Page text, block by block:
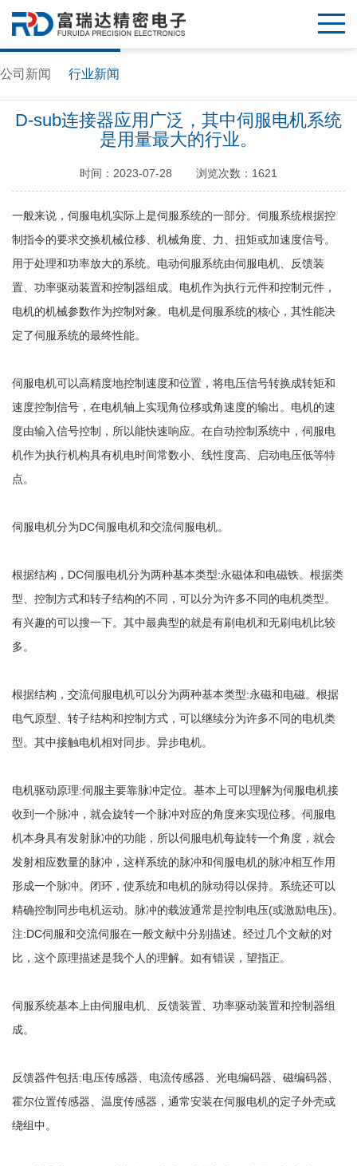
公司新闻 行业新闻
D-sub连接器应用广泛，其中伺服电机系统
是用量最大的行业。
时间：2023-07-28 浏览次数：1621
一般来说，伺服电机实际上是伺服系统的一部分。伺服系统根据控
制指令的要求交换机械位移、机械角度、力、扭矩或加速度信号。
用于处理和功率放大的系统。电动伺服系统由伺服电机、反馈装
置、功率驱动装置和控制器组成。电机作为执行元件和控制元件，
电机的机械参数作为控制对象。电机是伺服系统的核心，其性能决
定了伺服系统的最终性能。
伺服电机可以高精度地控制速度和位置，将电压信号转换成转矩和
速度控制信号，在电机轴上实现角位移或角速度的输出。电机的速
度由输入信号控制，所以能快速响应。在自动控制系统中，伺服电
机作为执行机构具有机电时间常数小、线性度高、启动电压低等特
点。
伺服电机分为DC伺服电机和交流伺服电机。
根据结构，DC伺服电机分为两种基本类型:永磁体和电磁铁。根据类
型、控制方式和转子结构的不同，可以分为许多不同的电机类型。
有兴趣的可以搜一下。其中最典型的就是有刷电机和无刷电机比较
多。
根据结构，交流伺服电机可以分为两种基本类型:永磁和电磁。根据
电气原型、转子结构和控制方式，可以继续分为许多不同的电机类
型。其中接触电机相对同步。异步电机。
电机驱动原理:伺服主要靠脉冲定位。基本上可以理解为伺服电机接
收到一个脉冲，就会旋转一个脉冲对应的角度来实现位移。伺服电
机本身具有发射脉冲的功能，所以伺服电机每旋转一个角度，就会
发射相应数量的脉冲，这样系统的脉冲和伺服电机的脉冲相互作用
形成一个脉冲。闭环，使系统和电机的脉动得以保持。系统还可以
精确控制同步电机运动。脉冲的载波通常是控制电压(或激励电压)。
注:DC伺服和交流伺服在一般文献中分别描述。经过几个文献的对
比，这个原理描述是我个人的理解。如有错误，望指正。
伺服系统基本上由伺服电机、反馈装置、功率驱动装置和控制器组
成。
反馈器件包括:电压传感器、电流传感器、光电编码器、磁编码器、
霍尔位置传感器、温度传感器，通常安装在伺服电机的定子外壳或
绕组中。